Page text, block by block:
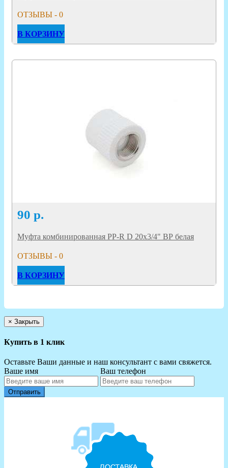
ОТЗЫВЫ - 0
В КОРЗИНУ
90 р.
Муфта комбинированная PP-R D 20х3/4" ВР белая
ОТЗЫВЫ - 0
В КОРЗИНУ
× Закрыть
Купить в 1 клик
Оставьте Ваши данные и наш консультант с вами свяжется.
Ваше имя
Ваш телефон
Отправить